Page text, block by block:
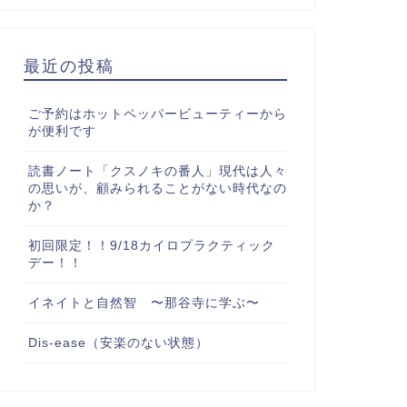
最近の投稿
ご予約はホットペッパービューティーから
が便利です
読書ノート「クスノキの番人」現代は人々
の思いが、顧みられることがない時代なの
か？
初回限定！！9/18カイロプラクティック
デー！！
イネイトと自然智 〜那谷寺に学ぶ〜
Dis-ease（安楽のない状態）